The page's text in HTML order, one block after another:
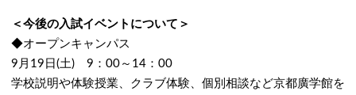
＜今後の入試イベントについて＞
◆オープンキャンパス
9月19日(土) 9：00～14：00
学校説明や体験授業、クラブ体験、個別相談など京都廣学館を